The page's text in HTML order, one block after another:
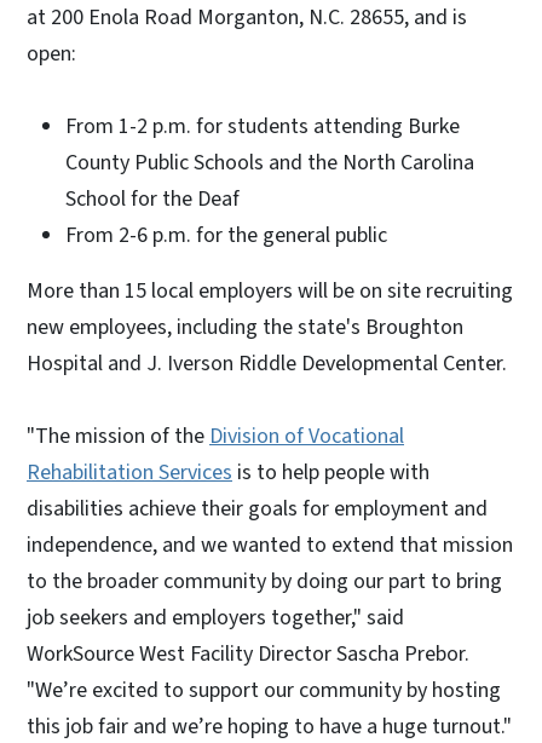
at 200 Enola Road Morganton, N.C. 28655, and is
open:
From 1-2 p.m. for students attending Burke
County Public Schools and the North Carolina
School for the Deaf
From 2-6 p.m. for the general public
More than 15 local employers will be on site recruiting
new employees, including the state's Broughton
Hospital and J. Iverson Riddle Developmental Center.
"The mission of the Division of Vocational
Rehabilitation Services is to help people with
disabilities achieve their goals for employment and
independence, and we wanted to extend that mission
to the broader community by doing our part to bring
job seekers and employers together," said
WorkSource West Facility Director Sascha Prebor.
"We’re excited to support our community by hosting
this job fair and we’re hoping to have a huge turnout."